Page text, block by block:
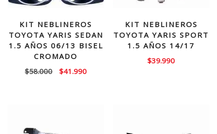
KIT NEBLINEROS
TOYOTA YARIS SEDAN
1.5 AÑOS 06/13 BISEL
CROMADO
$58.000
El
$41.990El
KIT NEBLINEROS
TOYOTA YARIS SPORT
1.5 AÑOS 14/17
$39.990